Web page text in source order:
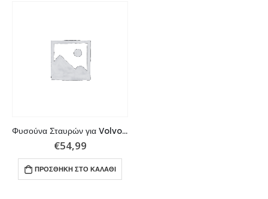
Φυσούνα Σταυρών για Volvo Penta. Αντικαθιστά τους εργοστασιακούς κωδικούς: 875256, 875826, 876294
€54,99
ΠΡΟΣΘΉΚΗ ΣΤΟ ΚΑΛΆΘΙ